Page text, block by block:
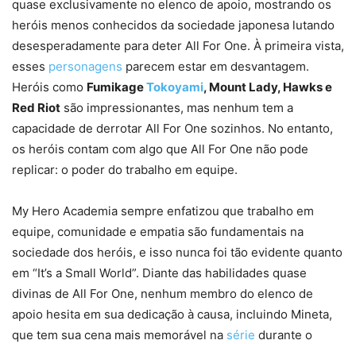
quase exclusivamente no elenco de apoio, mostrando os
heróis menos conhecidos da sociedade japonesa lutando
desesperadamente para deter All For One. À primeira vista,
esses personagens parecem estar em desvantagem.
Heróis como FumikageTokoyami, Mount Lady, Hawks e
Red Riot são impressionantes, mas nenhum tem a
capacidade de derrotar All For One sozinhos. No entanto,
os heróis contam com algo que All For One não pode
replicar: o poder do trabalho em equipe.
My Hero Academia sempre enfatizou que trabalho em
equipe, comunidade e empatia são fundamentais na
sociedade dos heróis, e isso nunca foi tão evidente quanto
em “It’s a Small World”. Diante das habilidades quase
divinas de All For One, nenhum membro do elenco de
apoio hesita em sua dedicação à causa, incluindo Mineta,
que tem sua cena mais memorável na série durante o